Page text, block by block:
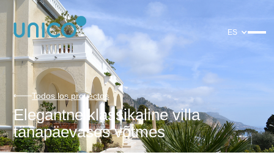
ES
Todos los proyectos
Elegantne klassikaline villa
tänapäevases võtmes